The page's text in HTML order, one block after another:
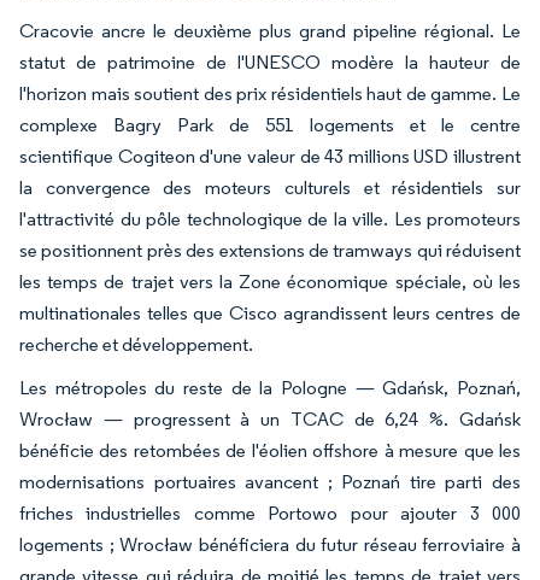
Cracovie ancre le deuxième plus grand pipeline régional. Le
statut de patrimoine de l'UNESCO modère la hauteur de
l'horizon mais soutient des prix résidentiels haut de gamme. Le
complexe Bagry Park de 551 logements et le centre
scientifique Cogiteon d'une valeur de 43 millions USD illustrent
la convergence des moteurs culturels et résidentiels sur
l'attractivité du pôle technologique de la ville. Les promoteurs
se positionnent près des extensions de tramways qui réduisent
les temps de trajet vers la Zone économique spéciale, où les
multinationales telles que Cisco agrandissent leurs centres de
recherche et développement.
Les métropoles du reste de la Pologne — Gdańsk, Poznań,
Wrocław — progressent à un TCAC de 6,24 %. Gdańsk
bénéficie des retombées de l'éolien offshore à mesure que les
modernisations portuaires avancent ; Poznań tire parti des
friches industrielles comme Portowo pour ajouter 3 000
logements ; Wrocław bénéficiera du futur réseau ferroviaire à